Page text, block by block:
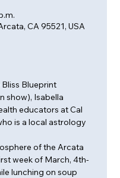
CA 95521, USA
Blueprint
show), Isabella
educators at Cal
is a local astrology
of the Arcata
week of March, 4th-
lunching on soup